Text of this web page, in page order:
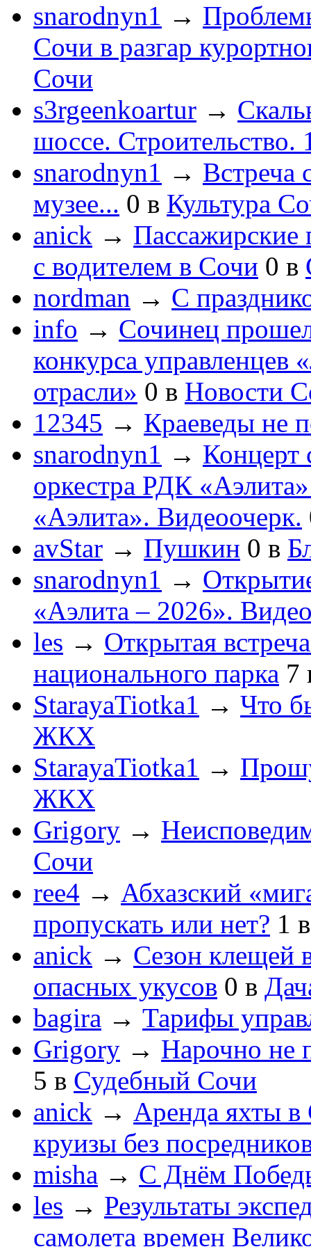
snarodnyn1 →
Сочи в разгар
Сочи
s3rgeenkoartur →
шоссе. Строительство.
snarodnyn1 → Встреча
музее... 0 в Культура
anick → Пассажирские
с водителем в Сочи 0 в
nordman → С
info → Сочинец
конкурса управленцев
отрасли» 0 в Новости
12345 → Краеведы не
snarodnyn1 → Концерт
оркестра РДК
«Аэлита». Видеоочерк.
avStar → Пушкин 0 в
snarodnyn1 →
«Аэлита – 2026».
les → Открытая
национального парка 7
StarayaTiotka1 → Что
ЖКХ
StarayaTiotka1 →
ЖКХ
Grigory →
Сочи
ree4 → Абхазский
пропускать или нет? 1
anick → Сезон клещей
опасных укусов 0 в
bagira → Тарифы
Grigory → Нарочно не
5 в Судебный Сочи
anick → Аренда яхты в
круизы без
misha → С Днём
les → Результаты
самолета времен